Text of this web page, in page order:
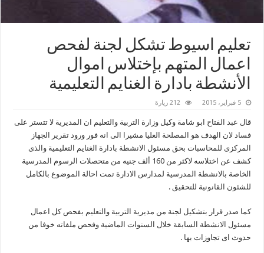
تعليم اسيوط تشكل لجنة لفحص
اعمال المتهم بإختلاس اموال
الأنشطة بادارة الغنايم التعليمية
5 فبراير، 2015 212 زيارة
قال عبد الفتاح ابو شامة وكيل وزارة التربية والتعليم ان المديرية لا تتستر على
فساد لان الهدف هو المصلحة العليا مشيرا الى انه فور ورود تقرير الجهاز
المركزى للمحاسبات بحق مسئول الانشطة بادارة الغنايم التعليمية والذى
كشف عن اختلاسه لاكثر من 160 ألف جنيه من متحصلات الرسوم المدرسية
الخاصة بالانشطة المدرسية لمدارس الادارة تمت احالة الموضوع بالكامل
للشئون القانونية للتحقيق .
كما صدر قرار بتشكيل لجنة من مديرية التربية والتعليم بفحص كل اعمال
مسئول الانشطة السابقة خلال السنوات الماضية وفحص ملفاته خوفا من
حدوث اى تجاوزات بها .